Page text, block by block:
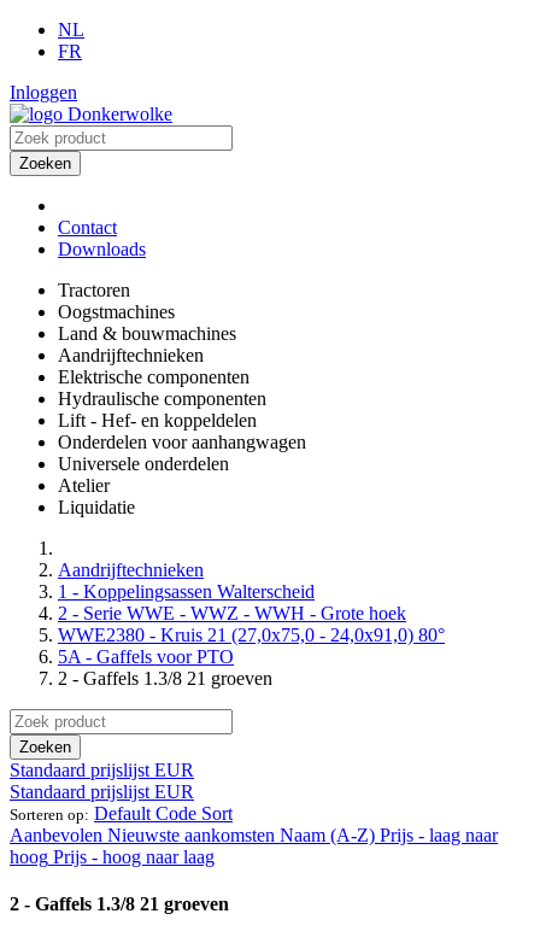
NL
FR
Inloggen
Zoeken
Contact
Downloads
Tractoren
Oogstmachines
Land & bouwmachines
Aandrijftechnieken
Elektrische componenten
Hydraulische componenten
Lift - Hef- en koppeldelen
Onderdelen voor aanhangwagen
Universele onderdelen
Atelier
Liquidatie
Aandrijftechnieken
1 - Koppelingsassen Walterscheid
2 - Serie WWE - WWZ - WWH - Grote hoek
WWE2380 - Kruis 21 (27,0x75,0 - 24,0x91,0) 80°
5A - Gaffels voor PTO
2 - Gaffels 1.3/8 21 groeven
Zoeken
Standaard prijslijst EUR
Standaard prijslijst EUR
Sorteren op: Default Code Sort
Aanbevolen Nieuwste aankomsten Naam (A-Z) Prijs - laag naar
hoog Prijs - hoog naar laag
2 - Gaffels 1.3/8 21 groeven